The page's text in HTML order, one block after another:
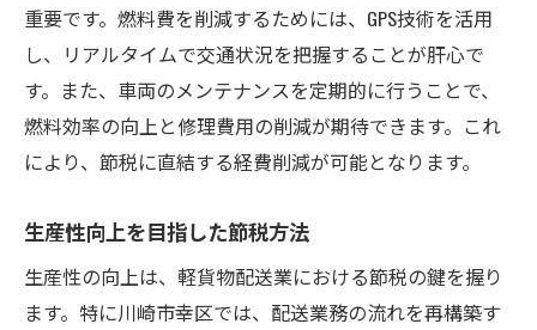
重要です。燃料費を削減するためには、GPS技術を活用
し、リアルタイムで交通状況を把握することが肝心で
す。また、車両のメンテナンスを定期的に行うことで、
燃料効率の向上と修理費用の削減が期待できます。これ
により、節税に直結する経費削減が可能となります。
生産性向上を目指した節税方法
生産性の向上は、軽貨物配送業における節税の鍵を握り
ます。特に川崎市幸区では、配送業務の流れを再構築す